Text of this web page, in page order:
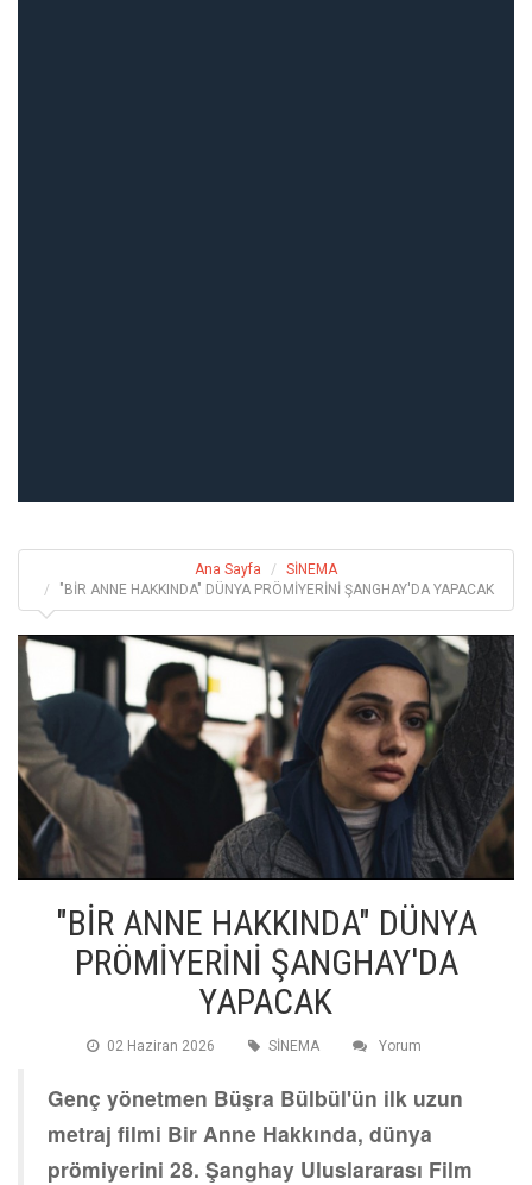
Ana Sayfa
SİNEMA
"BİR ANNE HAKKINDA" DÜNYA PRÖMİYERİNİ ŞANGHAY'DA YAPACAK
"BİR ANNE HAKKINDA" DÜNYA
PRÖMİYERİNİ ŞANGHAY'DA
YAPACAK
02 Haziran 2026 SİNEMA Yorum
Genç yönetmen Büşra Bülbül'ün ilk uzun
metraj filmi Bir Anne Hakkında, dünya
prömiyerini 28. Şanghay Uluslararası Film